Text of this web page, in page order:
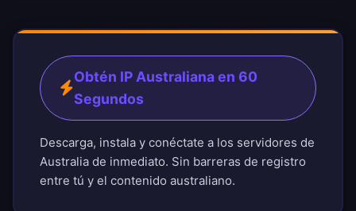
Obtén IP Australiana en 60
Segundos
Descarga, instala y conéctate a los servidores de
Australia de inmediato. Sin barreras de registro
entre tú y el contenido australiano.